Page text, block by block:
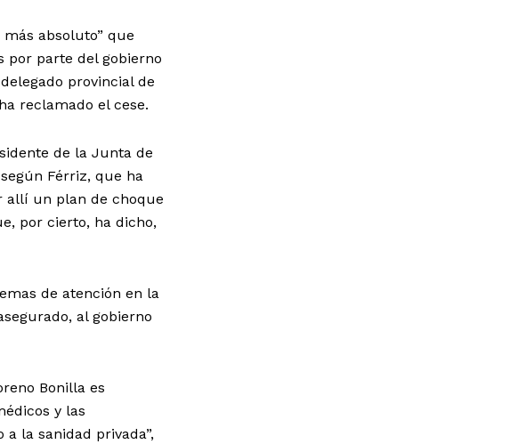
absoluto” que
por parte del gobierno
provincial de
reclamado el cese.
de la Junta de
Férriz, que ha
allí un plan de choque
por cierto, ha dicho,
de atención en la
al gobierno
Bonilla es
y las
la sanidad privada”,